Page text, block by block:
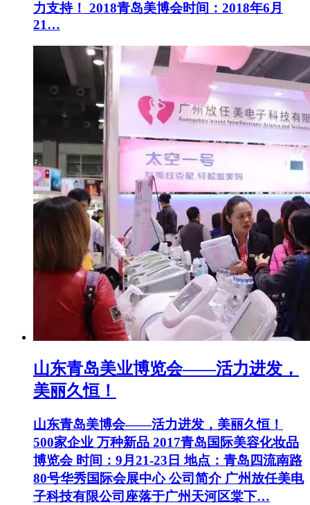
力支持！ 2018青岛美博会时间：2018年6月
21…
山东青岛美业博览会——活力进发，
美丽久恒！
山东青岛美博会——活力进发，美丽久恒！
500家企业 万种新品 2017青岛国际美容化妆品
博览会 时间：9月21-23日 地点：青岛四流南路
80号华秀国际会展中心 公司简介 广州放任美电
子科技有限公司座落于广州天河区棠下…